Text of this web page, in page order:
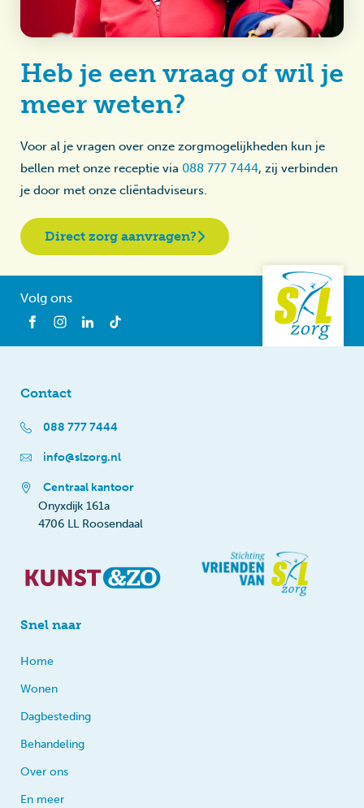
Heb je een vraag of wil je
meer weten?
Voor al je vragen over onze zorgmogelijkheden kun je
bellen met onze receptie via 088 777 7444, zij verbinden
je door met onze cliëntadviseurs.
Direct zorg aanvragen?
Volg ons
Contact
088 777 7444
info@slzorg.nl
Centraal kantoor
Onyxdijk 161a
4706 LL Roosendaal
Snel naar
Home
Wonen
Dagbesteding
Behandeling
Over ons
En meer